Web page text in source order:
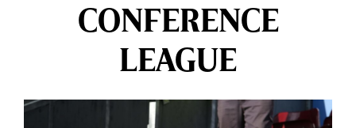
CONFERENCE
LEAGUE